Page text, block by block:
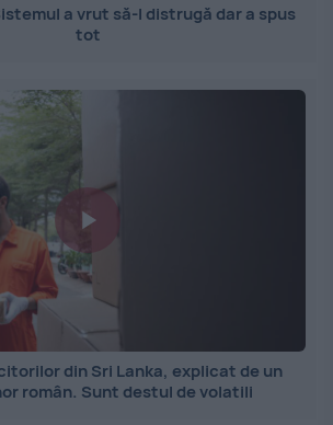
a vrut să-l distrugă dar a spus
tot
din Sri Lanka, explicat de un
român. Sunt destul de volatili